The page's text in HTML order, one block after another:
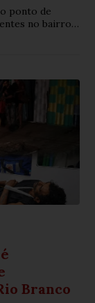
ponto de
no bairro
Branco